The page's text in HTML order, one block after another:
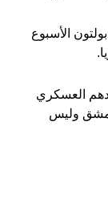
الأسبوع
العسكري
وليس